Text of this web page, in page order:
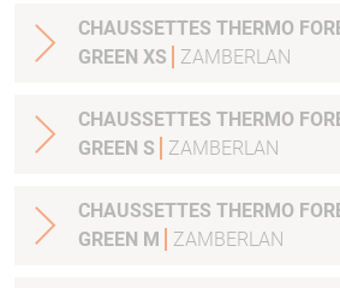
CHAUSSETTES THERMO
GREEN XS
ZAMBERLAN
CHAUSSETTES THERMO
GREEN S
ZAMBERLAN
CHAUSSETTES THERMO
GREEN M
ZAMBERLAN